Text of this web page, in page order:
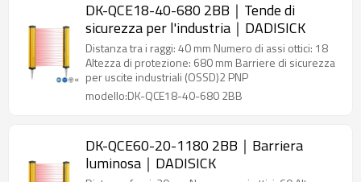
DK-QCE18-40-680 2BB｜Tende di
sicurezza per l'industria｜DADISICK
Distanza tra i raggi: 40 mm Numero di assi ottici: 18
Altezza di protezione: 680 mm Barriere di sicurezza
per uscite industriali (OSSD)2 PNP
modello:DK-QCE18-40-680 2BB
DK-QCE60-20-1180 2BB｜Barriera
luminosa｜DADISICK